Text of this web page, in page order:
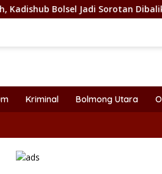
Jadi Sorotan Dibalik Angkat
Kriminal Bolmong Utara